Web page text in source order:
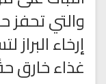
والتي تحفز
إرخاء
غذاء خارق